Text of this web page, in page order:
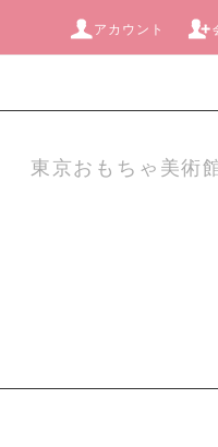
アカウント
東京おもちゃ美術